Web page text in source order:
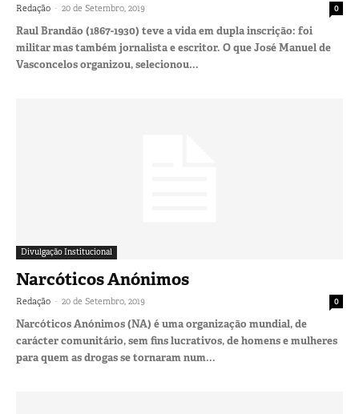
Redação - 20 de Setembro, 2019 0
Raul Brandão (1867-1930) teve a vida em dupla inscrição: foi
militar mas também jornalista e escritor. O que José Manuel de
Vasconcelos organizou, selecionou...
Divulgação Institucional
Narcóticos Anónimos
Redação - 20 de Setembro, 2019 0
Narcóticos Anónimos (NA) é uma organização mundial, de
carácter comunitário, sem fins lucrativos, de homens e mulheres
para quem as drogas se tornaram num...